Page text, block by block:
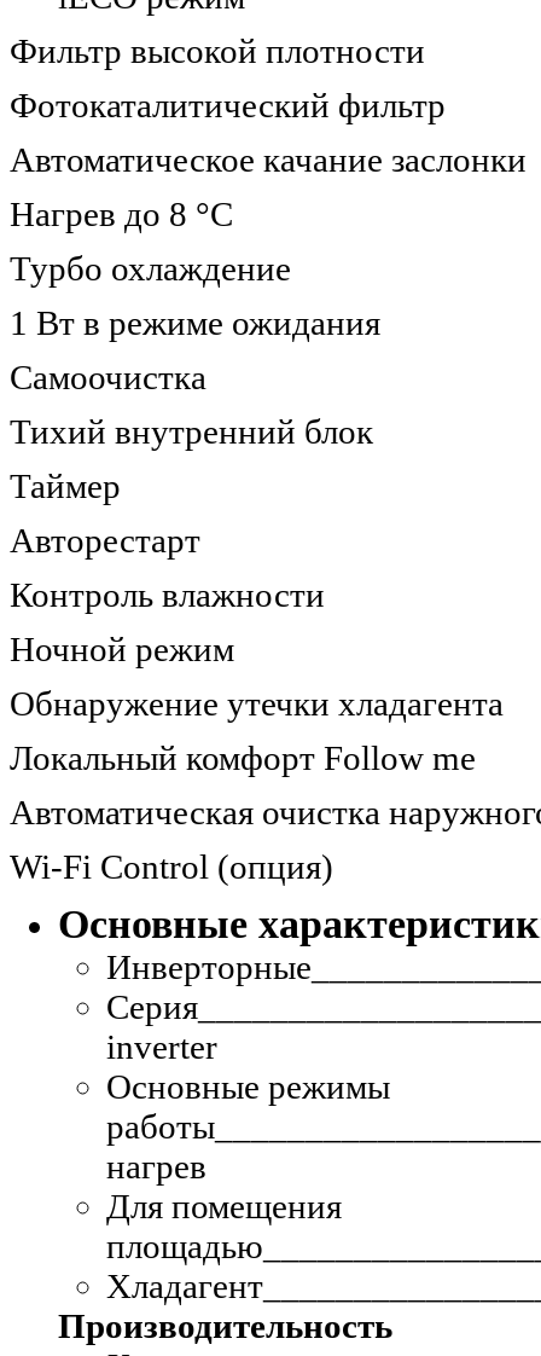
Фильтр высокой плотности
Фотокаталитический фильтр
Автоматическое качание заслонки
Нагрев до 8 °С
Турбо охлаждение
1 Вт в режиме ожидания
Самоочистка
Тихий внутренний блок
Таймер
Авторестарт
Контроль влажности
Ночной режим
Обнаружение утечки хладагента
Локальный комфорт Follow me
Автоматическая очистка
Wi-Fi Control (опция)
Основные
Инверторные
Серия
inverter
Основные режимы
работы
нагрев
Для помещения
площадью
Хладагент
Производительность